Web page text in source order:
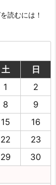
読むには！
土
日
1
2
8
9
15
16
22
23
29
30